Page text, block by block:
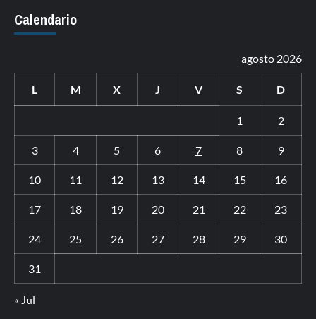
Calendario
agosto 2026
L M X J V S D
1 2
3 4 5 6 7 8 9
10 11 12 13 14 15 16
17 18 19 20 21 22 23
24 25 26 27 28 29 30
31
« Jul